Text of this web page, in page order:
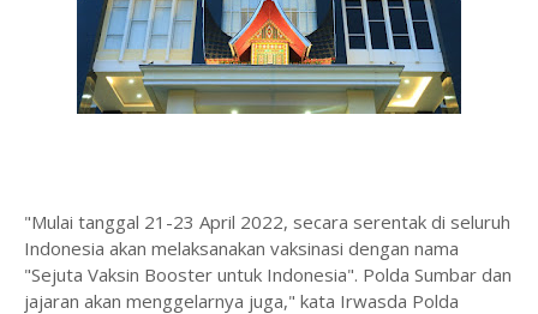
"Mulai tanggal 21-23 April 2022, secara serentak di seluruh
Indonesia akan melaksanakan vaksinasi dengan nama
"Sejuta Vaksin Booster untuk Indonesia". Polda Sumbar dan
jajaran akan menggelarnya juga," kata Irwasda Polda